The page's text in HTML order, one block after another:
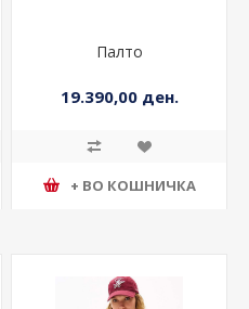
Палто
19.390,00 ден.
+ ВО КОШНИЧКА